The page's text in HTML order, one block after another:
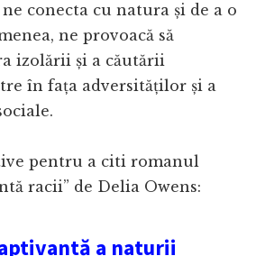
conecta cu natura și de a o
ne provoacă să
izolării și a căutării
în fața adversităților și a
pentru a citi romanul
racii” de Delia Owens:
a naturii